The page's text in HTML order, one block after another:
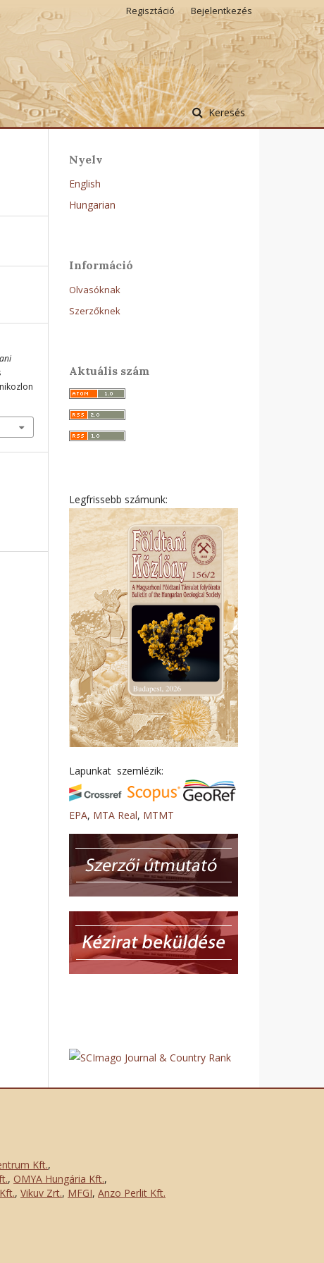
Keresés
Regisztáció Bejelentkezés
Nyelv
English
Hungarian
Információ
Olvasóknak
Szerzőknek
Aktuális szám
Legfrissebb számunk:
Lapunkat szemlézik:
EPA, MTA Real, MTMT
Kft.,
, OMYA Hungária Kft.,
, Vikuv Zrt., MFGI, Anzo Perlit Kft.